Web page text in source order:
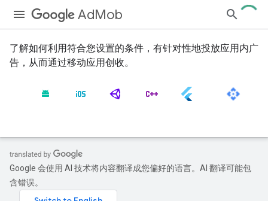
AdMob
了解如何利用符合您设置的条件，有针对性地投放应用内广
告，从而通过移动应用创收。
Google 会使用 AI 技术将内容翻译成您偏好的语言。AI 翻译可能包
含错误。